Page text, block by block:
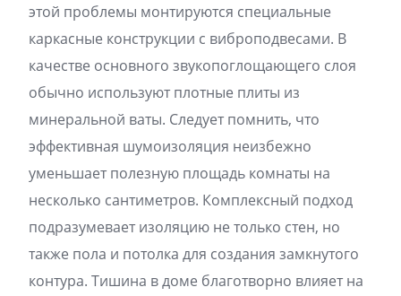
этой проблемы монтируются специальные
каркасные конструкции с виброподвесами. В
качестве основного звукопоглощающего слоя
обычно используют плотные плиты из
минеральной ваты. Следует помнить, что
эффективная шумоизоляция неизбежно
уменьшает полезную площадь комнаты на
несколько сантиметров. Комплексный подход
подразумевает изоляцию не только стен, но
также пола и потолка для создания замкнутого
контура. Тишина в доме благотворно влияет на